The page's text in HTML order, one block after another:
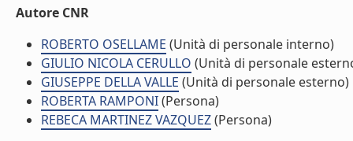
Autore CNR
ROBERTO OSELLAME (Unità di personale interno)
GIULIO NICOLA CERULLO (Unità di personale
GIUSEPPE DELLA VALLE (Unità di personale esterno)
ROBERTA RAMPONI(Persona)
REBECA MARTINEZ VAZQUEZ(Persona)